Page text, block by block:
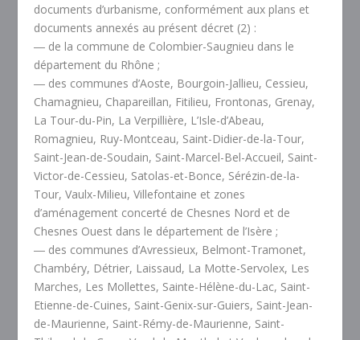
documents d’urbanisme, conformément aux plans et
documents annexés au présent décret (2) :
― de la commune de Colombier-Saugnieu dans le
département du Rhône ;
― des communes d’Aoste, Bourgoin-Jallieu, Cessieu,
Chamagnieu, Chapareillan, Fitilieu, Frontonas, Grenay,
La Tour-du-Pin, La Verpillière, L’Isle-d’Abeau,
Romagnieu, Ruy-Montceau, Saint-Didier-de-la-Tour,
Saint-Jean-de-Soudain, Saint-Marcel-Bel-Accueil, Saint-
Victor-de-Cessieu, Satolas-et-Bonce, Sérézin-de-la-
Tour, Vaulx-Milieu, Villefontaine et zones
d’aménagement concerté de Chesnes Nord et de
Chesnes Ouest dans le département de l’Isère ;
― des communes d’Avressieux, Belmont-Tramonet,
Chambéry, Détrier, Laissaud, La Motte-Servolex, Les
Marches, Les Mollettes, Sainte-Hélène-du-Lac, Saint-
Etienne-de-Cuines, Saint-Genix-sur-Guiers, Saint-Jean-
de-Maurienne, Saint-Rémy-de-Maurienne, Saint-